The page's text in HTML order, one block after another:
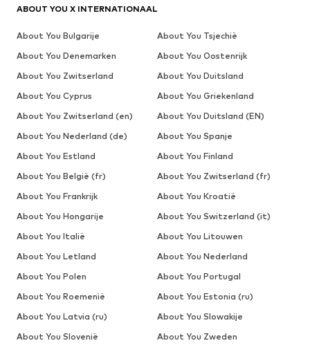
ABOUT YOU X INTERNATIONAAL
About You Bulgarije
About You Tsjechië
About You Denemarken
About You Oostenrijk
About You Zwitserland
About You Duitsland
About You Cyprus
About You Griekenland
About You Zwitserland (en)
About You Duitsland (EN)
About You Nederland (de)
About You Spanje
About You Estland
About You Finland
About You België (fr)
About You Zwitserland (fr)
About You Frankrijk
About You Kroatië
About You Hongarije
About You Switzerland (it)
About You Italië
About You Litouwen
About You Letland
About You Nederland
About You Polen
About You Portugal
About You Roemenië
About You Estonia (ru)
About You Latvia (ru)
About You Slowakije
About You Slovenië
About You Zweden